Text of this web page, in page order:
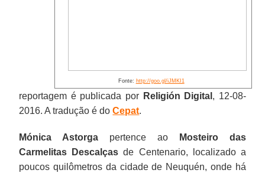
Fonte: http://goo.gl/iJMKI1
reportagem é publicada por Religión Digital , 12-08-
2016. A tradução é doCepat.
Mónica Astorga pertence ao
Mosteiro das
Carmelitas Descalças de Centenario, localizado a
poucos quilômetros da cidade de Neuquén, onde há